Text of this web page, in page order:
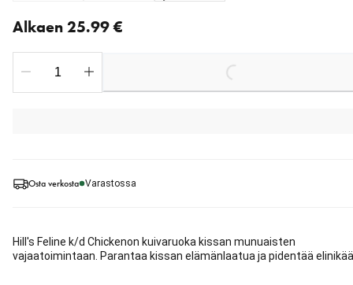
Osta verkosta Varastossa
Hill's Feline k/d Chickenon kuivaruoka kissan munuaisten
vajaatoimintaan. Parantaa kissan elämänlaatua ja pidentää
Alkaen 25.99 €
Loading...